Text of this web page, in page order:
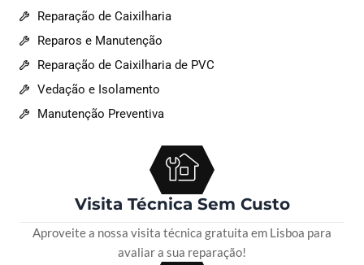
Reparação de Caixilharia
Reparos e Manutenção
Reparação de Caixilharia de PVC
Vedação e Isolamento
Manutenção Preventiva
Visita Técnica Sem Custo
Aproveite a nossa visita técnica gratuita em Lisboa para
avaliar a sua reparação!